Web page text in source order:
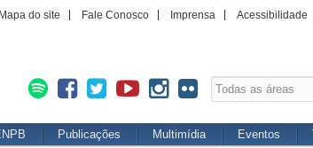
Mapa do site Fale Conosco Imprensa Acessibilidade
Publicações Multimídia Eventos